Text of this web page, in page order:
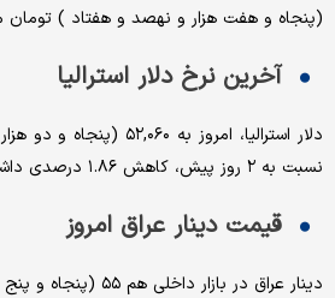
(پنجاه و هفت هزار و نهصد و هفتاد ) تومان
آخرین نرخ دلار استرالیا
دلار استرالیا، امروز به
نسبت به ۲ روز پیش، کاهش ۱.۸۶ درصدی داشته است.
قیمت دینار عراق امروز
دینار عراق در بازار داخلی هم ۵۵ (پنجاه و پنج ) تومان قیمت خورد.